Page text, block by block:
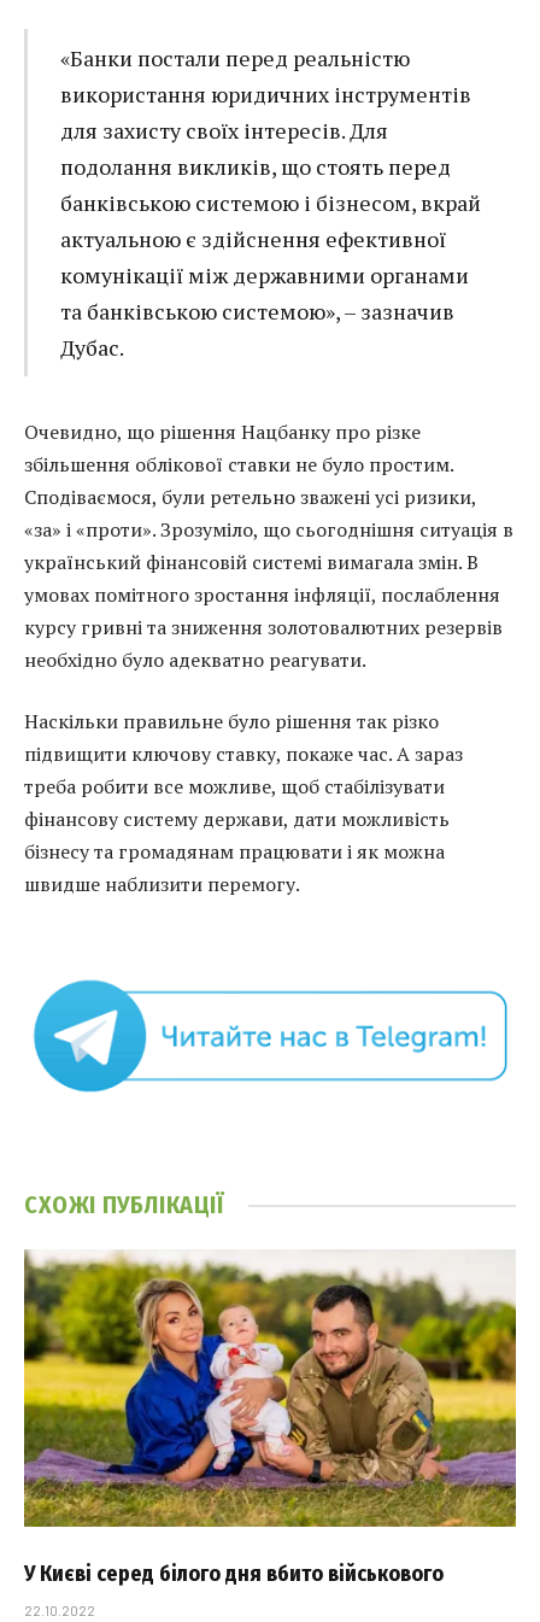
«Банки постали перед реальністю
використання юридичних інструментів
для захисту своїх інтересів. Для
подолання викликів, що стоять перед
банківською системою і бізнесом, вкрай
актуальною є здійснення ефективної
комунікації між державними органами
та банківською системою», – зазначив
Дубас.
Очевидно, що рішення Нацбанку про різке
збільшення облікової ставки не було простим.
Сподіваємося, були ретельно зважені усі ризики,
«за» і «проти». Зрозуміло, що сьогоднішня ситуація в
український фінансовій системі вимагала змін. В
умовах помітного зростання інфляції, послаблення
курсу гривні та зниження золотовалютних резервів
необхідно було адекватно реагувати.
Наскільки правильне було рішення так різко
підвищити ключову ставку, покаже час. А зараз
треба робити все можливе, щоб стабілізувати
фінансову систему держави, дати можливість
бізнесу та громадянам працювати і як можна
швидше наблизити перемогу.
СХОЖІ ПУБЛІКАЦІЇ
У Києві серед білого дня вбито військового
22.10.2022